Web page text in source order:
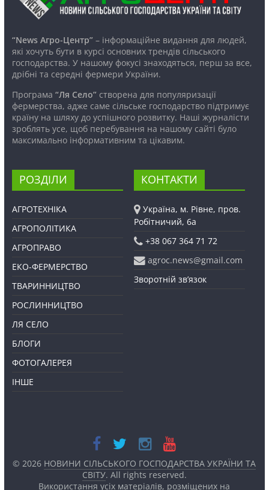
“News Агро-Центр”– інформаційне видання для людей,
які хочуть бути в курсі основних трендів сільського
господарства. У нашому фокусі знаходяться, перш за все,
дрібні та середні фермери України.
Програма “Ля Село”створена для популяризації
фермерства, адже саме сільське господарство підтримує
країну на шляху до успішного розвитку. Наші журналісти
зроблять усе, щоб перебування на нашому сайті було
максимально інформативним та цікавим.
РОЗДІЛИ
АГРОТЕХНІКА
АГРОПОЛІТИКА
АГРОПРАВО
ЕКО-ФЕРМЕРСТВО
ТВАРИННИЦТВО
РОСЛИННИЦТВО
ЛЯ СЕЛО
БЛОГИ
ФОТОГАЛЕРЕЯ
ІНШЕ
КОНТАКТИ
Україна, м. Рівне, пров.
Робітничий, 6а
+38 067 364 71 72
agroc.news@gmail.com
Зворотній зв’язок
© 2026 НОВИНИ СІЛЬСЬКОГО ГОСПОДАРСТВА УКРАЇНИ ТА
СВІТУ. All rights reserved.
Використання усіх матеріалів, розміщених на